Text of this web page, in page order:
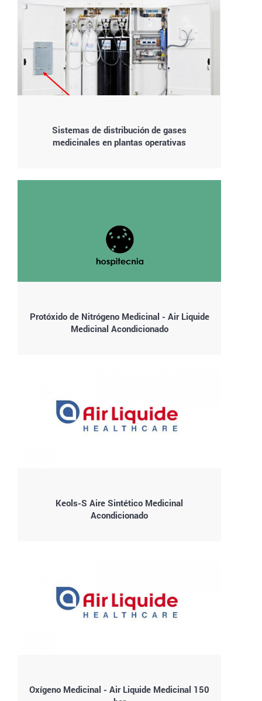
Sistemas de distribución de gases
medicinales en plantas operativas
Protóxido de Nitrógeno Medicinal - Air Liquide
Medicinal Acondicionado
Keols-S Aire Sintético Medicinal
Acondicionado
Oxígeno Medicinal - Air Liquide Medicinal 150